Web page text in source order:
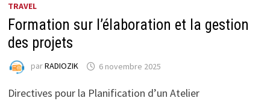
TRAVEL
Formation sur l’élaboration et la gestion
des projets
parRADIOZIK 6 novembre 2025
Directives pour la Planification d’un Atelier